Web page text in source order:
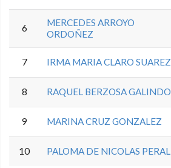
6
MERCEDES ARROYO
ORDOÑEZ
7 IRMA MARIA CLARO SUAREZ
8 RAQUEL BERZOSA GALINDO
9 MARINA CRUZ GONZALEZ
10 PALOMA DE NICOLAS PERAL